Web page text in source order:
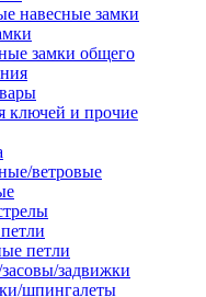
навесные замки
замки общего
ключей и прочие
ветровые
петли
задвижки
шпингалеты